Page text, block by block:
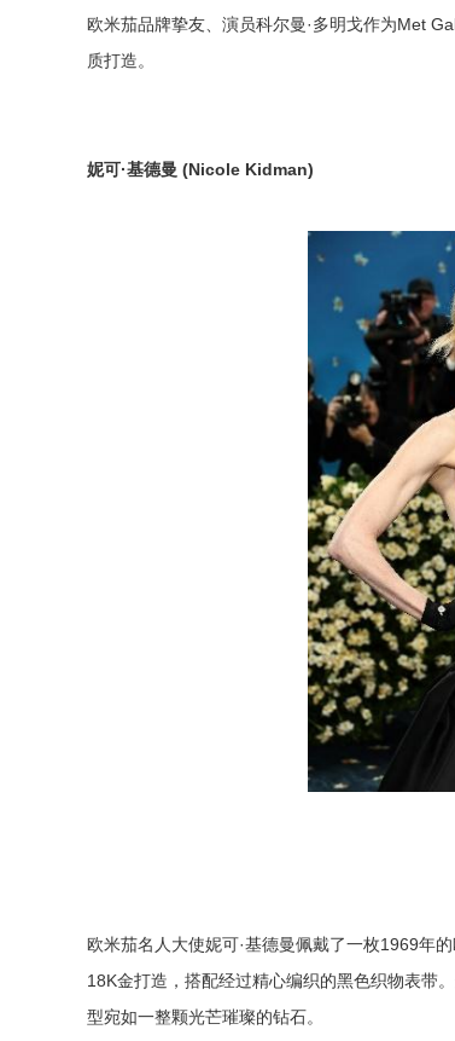
欧米茄品牌挚友、演员科尔曼·多明戈作为Met
质打造。
妮可·基德曼 (Nicole Kidman)
欧米茄名人大使妮可·基德曼佩戴了一枚1969年
18K金打造，搭配经过精心编织的黑色织物表带
型宛如一整颗光芒璀璨的钻石。